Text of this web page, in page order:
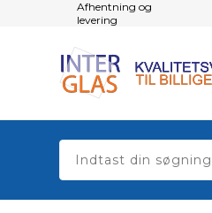
Afhentning og
levering